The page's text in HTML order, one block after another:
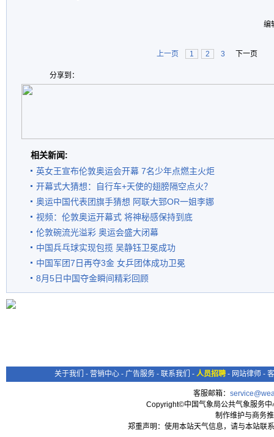
编
上一页 1 2 3 下一页
分享到：
相关新闻:
英女王宣布伦敦奥运会开幕 7名少年点燃主火炬
开幕式大猜想：自行车+天使的翅膀隔空点火？
奥运中国代表团旗手猜想 阿联大郅OR一姐李娜
视频：伦敦奥运开幕式 将神秘感保持到底
伦敦碗流光溢彩 奥运会盛大闭幕
中国兵乓球实现包揽 吴静钰卫冕成功
中国军团7日再夺3金 女乒团体成功卫冕
8月5日中国夺金瞬间精彩回顾
关于我们 - 营销中心 - 广告服务 - 联系我们 - 人员招聘 - 网站律师 -
客服邮箱：
Copyright©中国气象局公共气象服务
制作维护与商务
郑重声明：使用本站天气信息，请与本站联